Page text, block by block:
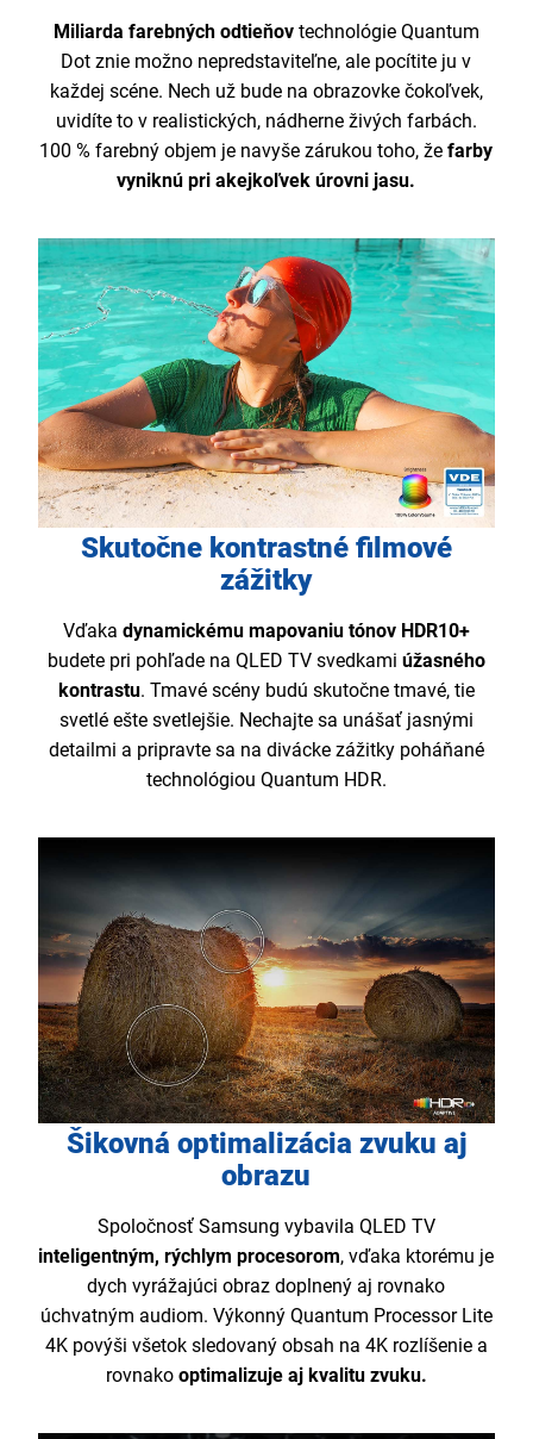
Miliarda farebných odtieňovtechnológie Quantum
Dot znie možno nepredstaviteľne, ale pocítite ju v
každej scéne. Nech už bude na obrazovke čokoľvek,
uvidíte to v realistických, nádherne živých farbách.
100 % farebný objem je navyše zárukou toho, že farby
vyniknú pri akejkoľvek úrovni jasu.
Skutočne kontrastné filmové
zážitky
Vďaka dynamickému mapovaniu tónov HDR10+
budete pri pohľade na QLED TV svedkami úžasného
kontrastu. Tmavé scény budú skutočne tmavé, tie
svetlé ešte svetlejšie. Nechajte sa unášať jasnými
detailmi a pripravte sa na divácke zážitky poháňané
technológiou Quantum HDR.
Šikovná optimalizácia zvuku aj
obrazu
Spoločnosť Samsung vybavila QLED TV
inteligentným, rýchlym procesorom, vďaka ktorému je
dych vyrážajúci obraz doplnený aj rovnako
úchvatným audiom. Výkonný Quantum Processor Lite
4K povýši všetok sledovaný obsah na 4K rozlíšenie a
rovnako optimalizuje aj kvalitu zvuku.